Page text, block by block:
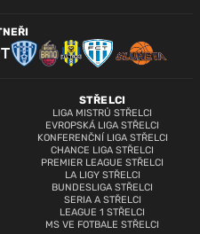
STŘELCI
LIGA MISTRŮ STŘELCI
EVROPSKÁ LIGA STŘELCI
KONFERENČNÍ LIGA STŘELCI
CHANCE LIGA STŘELCI
PREMIER LEAGUE STŘELCI
LA LIGY STŘELCI
BUNDESLIGA STŘELCI
SERIA A STŘELCI
LEAGUE 1 STŘELCI
MS VE FOTBALE STŘELCI